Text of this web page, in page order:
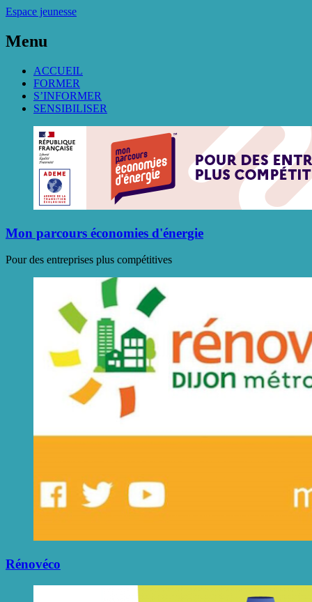
Espace jeunesse
Menu
ACCUEIL
FORMER
S’INFORMER
SENSIBILISER
Mon parcours économies d'énergie
Pour des entreprises plus compétitives
Rénovéco